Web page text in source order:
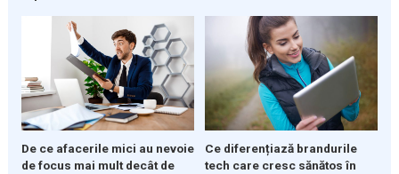
De ce afacerile mici au nevoie
de focus mai mult decât de
Ce diferențiază brandurile
tech care cresc sănătos în